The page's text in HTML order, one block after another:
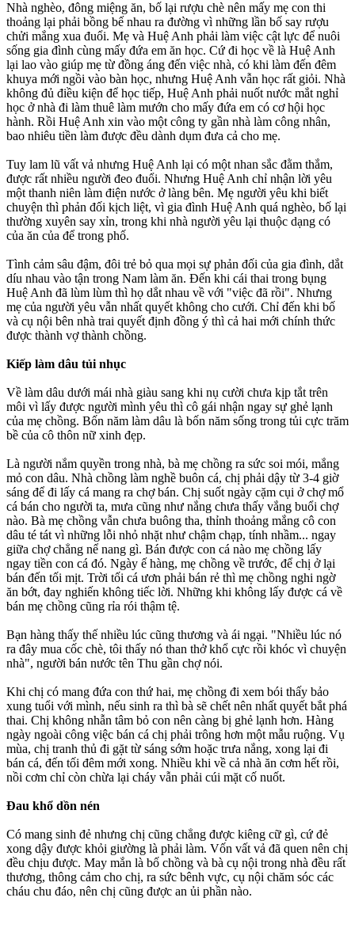
Nhà nghèo, đông miệng ăn, bố lại rượu chè nên mấy mẹ con thi
thoảng lại phải bồng bế nhau ra đường vì những lần bố say rượu
chửi mắng xua đuổi. Mẹ và Huệ Anh phải làm việc cật lực để nuôi
sống gia đình cùng mấy đứa em ăn học. Cứ đi học về là Huệ Anh
lại lao vào giúp mẹ từ đồng áng đến việc nhà, có khi làm đến đêm
khuya mới ngồi vào bàn học, nhưng Huệ Anh vẫn học rất giỏi. Nhà
không đủ điều kiện để học tiếp, Huệ Anh phải nuốt nước mắt nghỉ
học ở nhà đi làm thuê làm mướn cho mấy đứa em có cơ hội học
hành. Rồi Huệ Anh xin vào một công ty gần nhà làm công nhân,
bao nhiêu tiền làm được đều dành dụm đưa cả cho mẹ.
Tuy lam lũ vất vả nhưng Huệ Anh lại có một nhan sắc đằm thắm,
được rất nhiều người đeo đuổi. Nhưng Huệ Anh chỉ nhận lời yêu
một thanh niên làm điện nước ở làng bên. Mẹ người yêu khi biết
chuyện thì phản đối kịch liệt, vì gia đình Huệ Anh quá nghèo, bố lại
thường xuyên say xỉn, trong khi nhà người yêu lại thuộc dạng có
của ăn của để trong phố.
Tình cảm sâu đậm, đôi trẻ bỏ qua mọi sự phản đối của gia đình, dắt
díu nhau vào tận trong Nam làm ăn. Đến khi cái thai trong bụng
Huệ Anh đã lùm lùm thì họ dắt nhau về với "việc đã rồi". Nhưng
mẹ của người yêu vẫn nhất quyết không cho cưới. Chỉ đến khi bố
và cụ nội bên nhà trai quyết định đồng ý thì cả hai mới chính thức
được thành vợ thành chồng.
Kiếp làm dâu tủi nhục
Về làm dâu dưới mái nhà giàu sang khi nụ cười chưa kịp tắt trên
môi vì lấy được người mình yêu thì cô gái nhận ngay sự ghẻ lạnh
của mẹ chồng. Bốn năm làm dâu là bốn năm sống trong tủi cực trăm
bề của cô thôn nữ xinh đẹp.
Là người nắm quyền trong nhà, bà mẹ chồng ra sức soi mói, mắng
mỏ con dâu. Nhà chồng làm nghề buôn cá, chị phải dậy từ 3-4 giờ
sáng để đi lấy cá mang ra chợ bán. Chị suốt ngày cặm cụi ở chợ mổ
cá bán cho người ta, mưa cũng như nắng chưa thấy vắng buổi chợ
nào. Bà mẹ chồng vẫn chưa buông tha, thỉnh thoảng mắng cô con
dâu té tát vì những lỗi nhỏ nhặt như chậm chạp, tính nhầm... ngay
giữa chợ chẳng nể nang gì. Bán được con cá nào mẹ chồng lấy
ngay tiền con cá đó. Ngày ế hàng, mẹ chồng về trước, để chị ở lại
bán đến tối mịt. Trời tối cá ươn phải bán rẻ thì mẹ chồng nghi ngờ
ăn bớt, đay nghiến không tiếc lời. Những khi không lấy được cá về
bán mẹ chồng cũng rỉa rói thậm tệ.
Bạn hàng thấy thế nhiều lúc cũng thương và ái ngại. "Nhiều lúc nó
ra đây mua cốc chè, tôi thấy nó than thở khổ cực rồi khóc vì chuyện
nhà", người bán nước tên Thu gần chợ nói.
Khi chị có mang đứa con thứ hai, mẹ chồng đi xem bói thấy bảo
xung tuổi với mình, nếu sinh ra thì bà sẽ chết nên nhất quyết bắt phá
thai. Chị không nhẫn tâm bỏ con nên càng bị ghẻ lạnh hơn. Hàng
ngày ngoài công việc bán cá chị phải trông hơn một mẫu ruộng. Vụ
mùa, chị tranh thủ đi gặt từ sáng sớm hoặc trưa nắng, xong lại đi
bán cá, đến tối đêm mới xong. Nhiều khi về cả nhà ăn cơm hết rồi,
nồi cơm chỉ còn chừa lại cháy vẫn phải cúi mặt cố nuốt.
Đau khổ dồn nén
Có mang sinh đẻ nhưng chị cũng chẳng được kiêng cữ gì, cứ đẻ
xong dậy được khỏi giường là phải làm. Vốn vất vả đã quen nên chị
đều chịu được. May mắn là bố chồng và bà cụ nội trong nhà đều rất
thương, thông cảm cho chị, ra sức bênh vực, cụ nội chăm sóc các
cháu chu đáo, nên chị cũng được an ủi phần nào.